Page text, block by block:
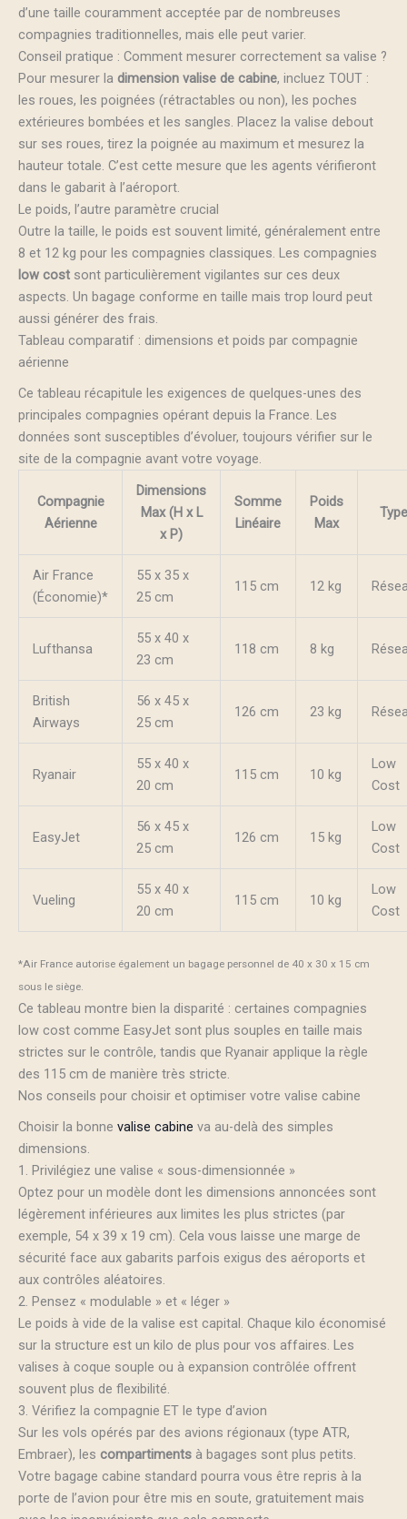
d’une taille couramment acceptée par de nombreuses
compagnies traditionnelles, mais elle peut varier.
Conseil pratique : Comment mesurer correctement sa valise ?
Pour mesurer la dimension valise de cabine, incluez TOUT :
les roues, les poignées (rétractables ou non), les poches
extérieures bombées et les sangles. Placez la valise debout
sur ses roues, tirez la poignée au maximum et mesurez la
hauteur totale. C’est cette mesure que les agents vérifieront
dans le gabarit à l’aéroport.
Le poids, l’autre paramètre crucial
Outre la taille, le poids est souvent limité, généralement entre
8 et 12 kg pour les compagnies classiques. Les compagnies
low cost sont particulièrement vigilantes sur ces deux
aspects. Un bagage conforme en taille mais trop lourd peut
aussi générer des frais.
Tableau comparatif : dimensions et poids par compagnie
aérienne
Ce tableau récapitule les exigences de quelques-unes des
principales compagnies opérant depuis la France. Les
données sont susceptibles d’évoluer, toujours vérifier sur le
site de la compagnie avant votre voyage.
Compagnie
Aérienne
Dimensions
Max (H x L
x P)
Somme
Linéaire
Poids
Max
Type
Air France
(Économie)*
55 x 35 x
25 cm
115 cm 12 kg
Lufthansa
55 x 40 x
23 cm
118 cm 8 kg
British
Airways
56 x 45 x
25 cm
126 cm 23 kg
Ryanair
55 x 40 x
20 cm
115 cm 10 kg
Low
Cost
EasyJet
56 x 45 x
25 cm
126 cm 15 kg
Low
Cost
Vueling
55 x 40 x
20 cm
115 cm 10 kg
Low
Cost
*Air France autorise également un bagage personnel de 40 x 30 x 15 cm
sous le siège.
Ce tableau montre bien la disparité : certaines compagnies
low cost comme EasyJet sont plus souples en taille mais
strictes sur le contrôle, tandis que Ryanair applique la règle
des 115 cm de manière très stricte.
Nos conseils pour choisir et optimiser votre valise cabine
Choisir la bonne valise cabine va au-delà des simples
dimensions.
1. Privilégiez une valise « sous-dimensionnée »
Optez pour un modèle dont les dimensions annoncées sont
légèrement inférieures aux limites les plus strictes (par
exemple, 54 x 39 x 19 cm). Cela vous laisse une marge de
sécurité face aux gabarits parfois exigus des aéroports et
aux contrôles aléatoires.
2. Pensez « modulable » et « léger »
Le poids à vide de la valise est capital. Chaque kilo économisé
sur la structure est un kilo de plus pour vos affaires. Les
valises à coque souple ou à expansion contrôlée offrent
souvent plus de flexibilité.
3. Vérifiez la compagnie ET le type d’avion
Sur les vols opérés par des avions régionaux (type ATR,
Embraer), les compartiments à bagages sont plus petits.
Votre bagage cabine standard pourra vous être repris à la
porte de l’avion pour être mis en soute, gratuitement mais